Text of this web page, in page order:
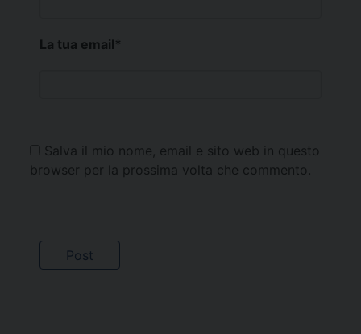
La tua email*
Salva il mio nome, email e sito web in questo
browser per la prossima volta che commento.